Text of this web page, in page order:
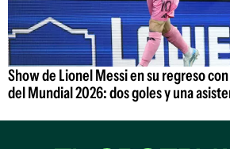
Show de Lionel Messi en su regreso
del Mundial 2026: dos goles y una